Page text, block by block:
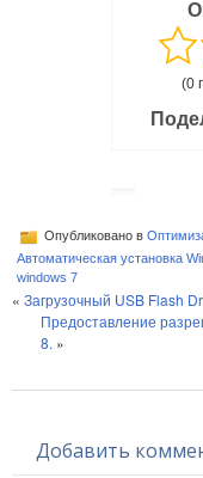
(0
Опубликовано в
Автоматическая установка
windows 7
« Загрузочный USB Flash
Предоставление
8. »
Добавить